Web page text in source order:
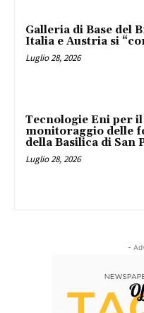
Galleria di Base del
Italia e Austria si
Luglio 28, 2026
Tecnologie Eni per il
monitoraggio delle
della Basilica di San
Luglio 28, 2026
-